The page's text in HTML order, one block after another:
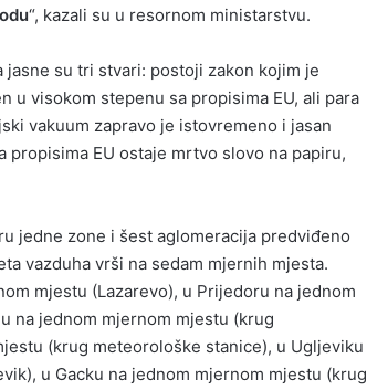
“, kazali su u resornom ministarstvu.
su tri stvari: postoji zakon kojim je
u visokom stepenu sa propisima EU, ali para
vakuum zapravo je istovremeno i jasan
propisima EU ostaje mrtvo slovo na papiru,
jedne zone i šest aglomeracija predviđeno
vazduha vrši na sedam mjernih mjesta.
mjestu (Lazarevo), u Prijedoru na jednom
na jednom mjernom mjestu (krug
(krug meteorološke stanice), u Ugljeviku
u Gacku na jednom mjernom mjestu (krug